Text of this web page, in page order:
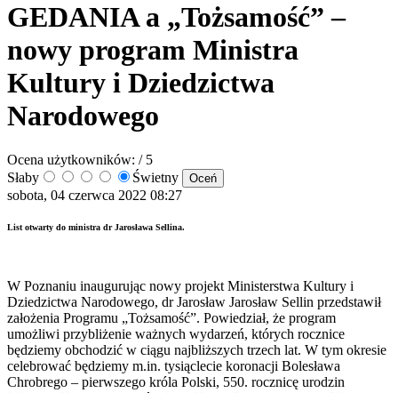
GEDANIA a „Tożsamość” –
nowy program Ministra
Kultury i Dziedzictwa
Narodowego
Ocena użytkowników: / 5
Słaby
Świetny
sobota, 04 czerwca 2022 08:27
List otwarty do ministra dr Jarosława Sellina.
W Poznaniu inaugurując nowy projekt Ministerstwa Kultury i
Dziedzictwa Narodowego, dr Jarosław Jarosław Sellin przedstawił
założenia Programu „Tożsamość”. Powiedział, że program
umożliwi przybliżenie ważnych wydarzeń, których rocznice
będziemy obchodzić w ciągu najbliższych trzech lat. W tym okresie
celebrować będziemy m.in. tysiąclecie koronacji Bolesława
Chrobrego – pierwszego króla Polski, 550. rocznicę urodzin